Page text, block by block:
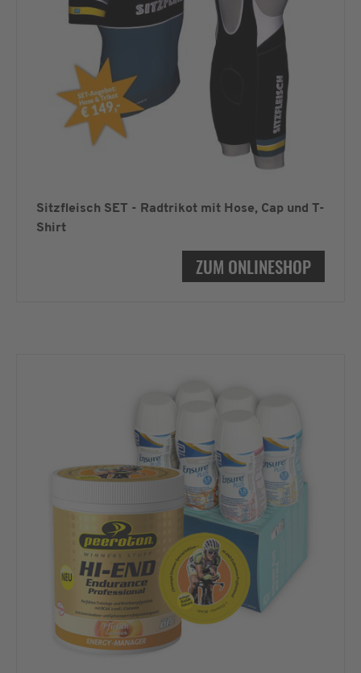
Sitzfleisch SET - Radtrikot mit Hose, Cap und T-
Shirt
ZUM ONLINESHOP